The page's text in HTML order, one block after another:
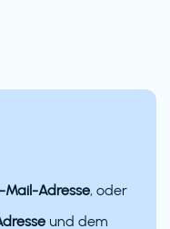
Adresse, oder
und dem